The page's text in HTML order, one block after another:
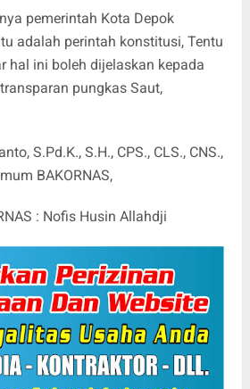
pemerintah Kota Depok
adalah perintah konstitusi, Tentu
hal ini boleh dijelaskan kepada
pungkas Saut,
S.Pd.K., S.H., CPS., CLS., CNS.,
BAKORNAS,
: Nofis Husin Allahdji